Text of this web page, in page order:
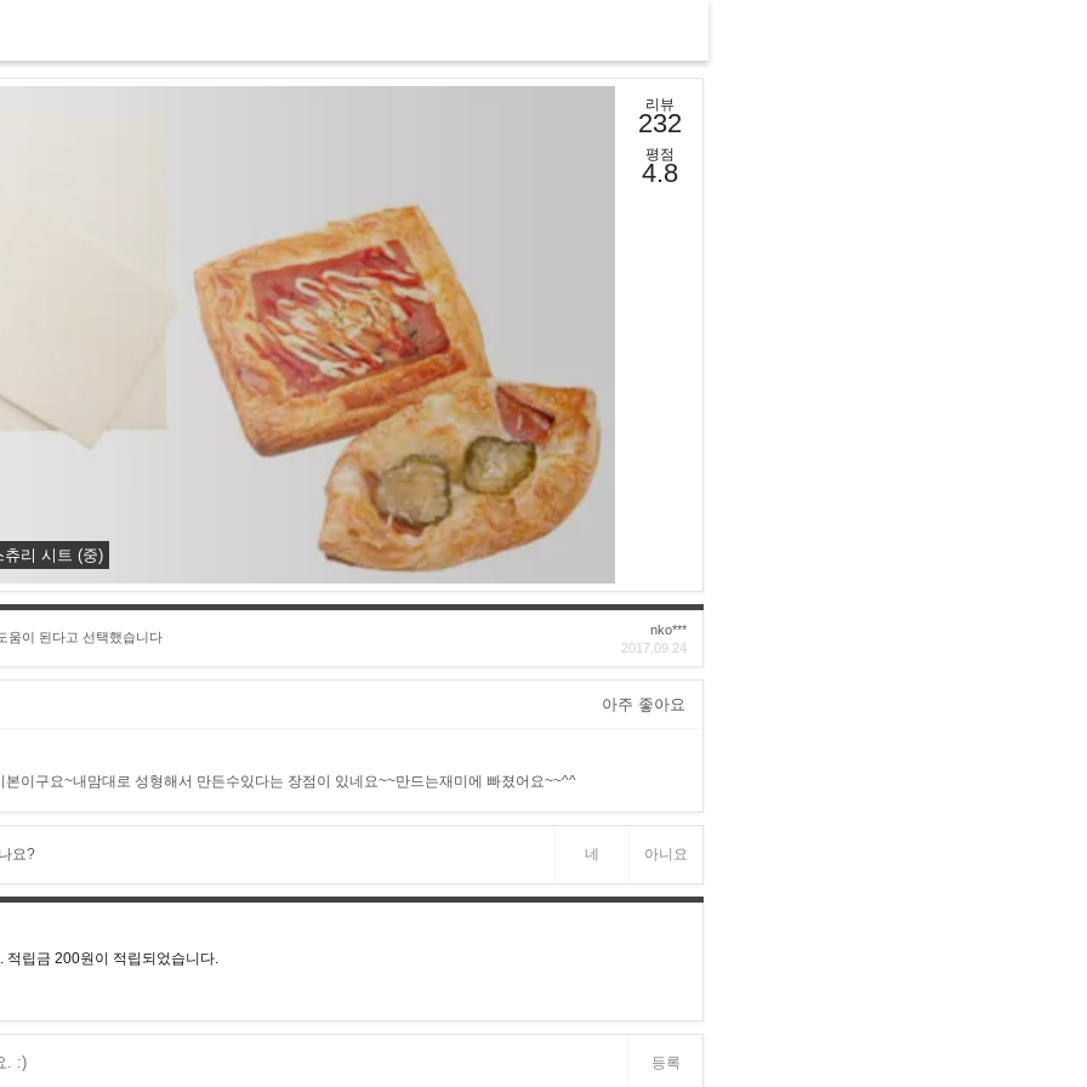
리 시트 (중)
리뷰
232
평점
4.8
움이 된다고 선택했습니다
nko***
2017.09.24
아주 좋아요
본이구요~내맘대로 성형해서 만든수있다는 장점이 있네요~~만드는재미에 빠졌어요~~^^
요? 네 아니요
적립금 200원이 적립되었습니다.
등록